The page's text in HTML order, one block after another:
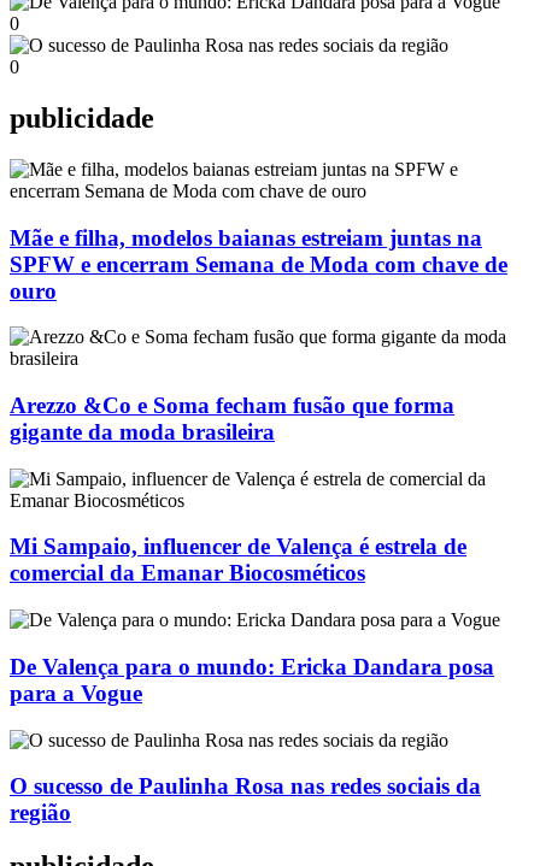
0
0
publicidade
Mãe e filha, modelos baianas estreiam juntas na
SPFW e encerram Semana de Moda com chave de
ouro
Arezzo &Co e Soma fecham fusão que forma
gigante da moda brasileira
Mi Sampaio, influencer de Valença é estrela de
comercial da Emanar Biocosméticos
De Valença para o mundo: Ericka Dandara posa
para a Vogue
O sucesso de Paulinha Rosa nas redes sociais da
região